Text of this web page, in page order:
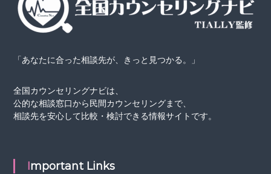
「あなたに合った相談先が、きっと見つかる。」
全国カウンセリングナビは、
公的な相談窓口から民間カウンセリングまで、
相談先を安心して比較・検討できる情報サイトです。
Important Links